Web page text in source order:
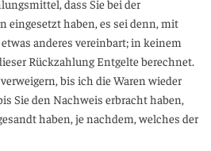
dass Sie bei der
eingesetzt haben, es sei denn, mit
anderes vereinbart; in keinem
Rückzahlung Entgelte berechnet.
bis ich die Waren wieder
Sie den Nachweis erbracht haben,
haben, je nachdem, welches der